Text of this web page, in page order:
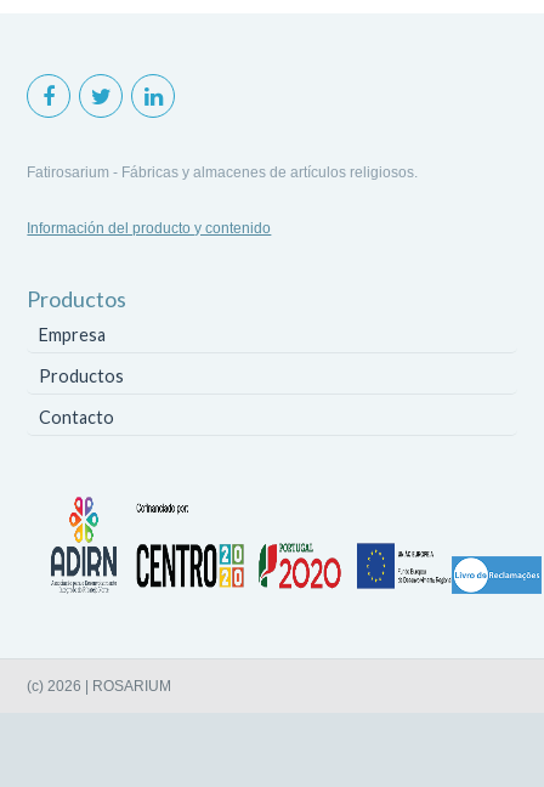
Fatirosarium - Fábricas y almacenes de artículos religiosos.
Información del producto y contenido
Productos
Empresa
Productos
Contacto
(c) 2026 | ROSARIUM